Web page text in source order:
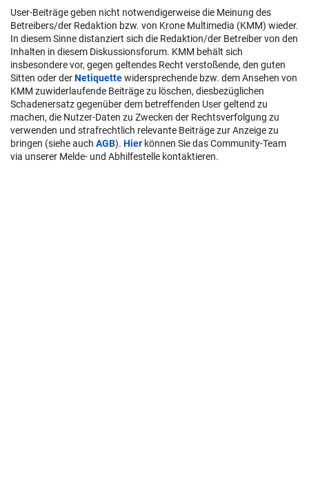
User-Beiträge geben nicht notwendigerweise die Meinung des
Betreibers/der Redaktion bzw. von Krone Multimedia (KMM) wieder.
In diesem Sinne distanziert sich die Redaktion/der Betreiber von den
Inhalten in diesem Diskussionsforum. KMM behält sich
insbesondere vor, gegen geltendes Recht verstoßende, den guten
Sitten oder derNetiquettewidersprechende bzw. dem Ansehen von
KMM zuwiderlaufende Beiträge zu löschen, diesbezüglichen
Schadenersatz gegenüber dem betreffenden User geltend zu
machen, die Nutzer-Daten zu Zwecken der Rechtsverfolgung zu
verwenden und strafrechtlich relevante Beiträge zur Anzeige zu
bringen (siehe auch AGB). Hier können Sie das Community-Team
via unserer Melde- und Abhilfestelle kontaktieren.